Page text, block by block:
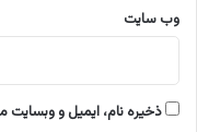
وب‌ سایت
ذخیره نام، ایمیل و وبسایت